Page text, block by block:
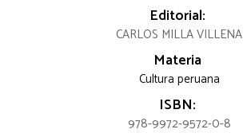
Editorial:
CARLOS MILLA VILLENA
Materia
Cultura peruana
ISBN:
978-9972-9572-0-8